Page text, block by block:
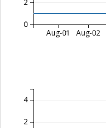
Aug-01 Aug-02
0
2
2
4